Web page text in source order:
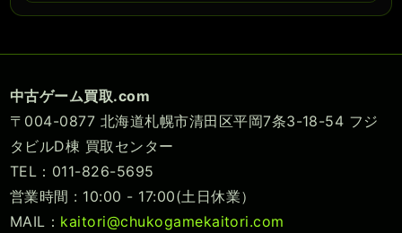
中古ゲーム買取.com
〒004-0877 北海道札幌市清田区平岡7条3-18-54 フジ
タビルD棟 買取センター
TEL：011-826-5695
営業時間 : 10:00 - 17:00(土日休業）
MAIL： kaitori@chukogamekaitori.com